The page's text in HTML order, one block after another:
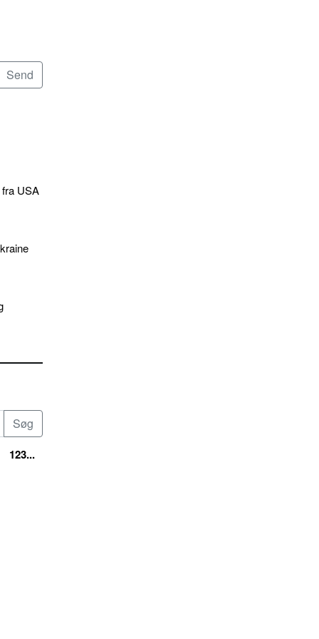
USA
123...